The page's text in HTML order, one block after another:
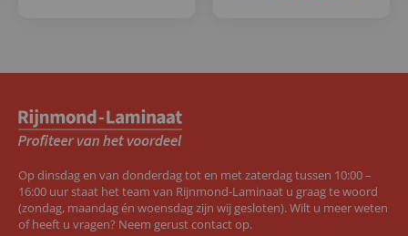
Op dinsdag en van donderdag tot en met zaterdag tussen 10:00 –
16:00 uur staat het team van Rijnmond-Laminaat u graag te woord
(zondag, maandag én woensdag zijn wij gesloten). Wilt u meer weten
of heeft u vragen? Neem gerust contact op.